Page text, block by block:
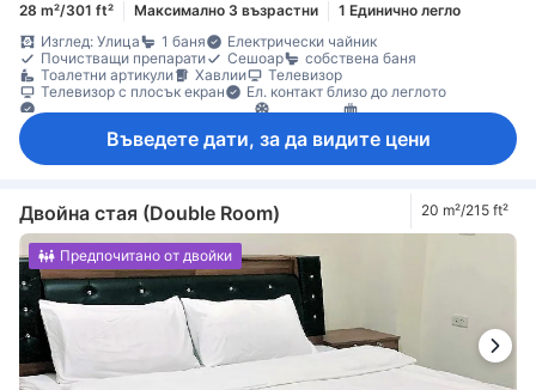
28 m²/301 ft² Максимално 3 възрастни
1 Единично легло
Изглед: Улица
1 баня
Електрически чайник
Почистващи препарати
Сешоар
собствена баня
Тоалетни артикули
Хавлии
Телевизор
Телевизор с плосък екран
Ел. контакт близо до леглото
Под с плочки/мрамор
Прозорец
Гардеробна
Въведете дати, за да видите цени
Двойна стая (Double Room) 20 m²/215 ft²
Предпочитано от двойки